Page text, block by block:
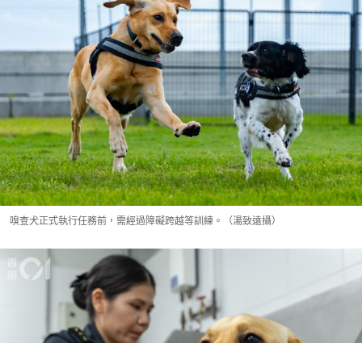
嗅查犬正式執行任務前，需經過障礙跨越等訓練。（湯致遠攝）